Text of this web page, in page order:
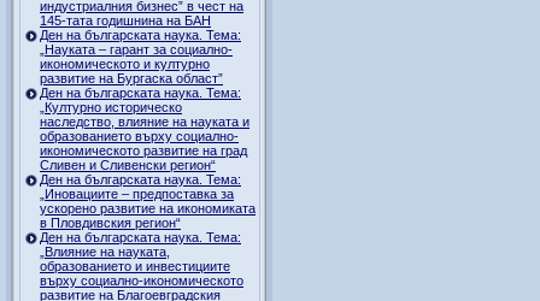
индустриалния бизнес” в чест на
145-тата годишнина на БАН
Ден на българската наука. Тема:
„Науката – гарант за социално-
икономическото и културно
развитие на Бургаска област”
Ден на българската наука. Тема:
„Културно историческо
наследство, влияние на науката и
образованието върху социално-
икономическото развитие на град
Сливен и Сливенски регион“
Ден на българската наука. Тема:
„Иновациите – предпоставка за
ускорено развитие на икономиката
в Пловдивския регион“
Ден на българската наука. Тема:
„Влияние на науката,
образованието и инвестициите
върху социално-икономическото
развитие на Благоевградския